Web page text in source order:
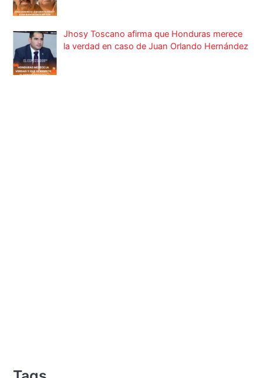
Jhosy Toscano afirma que Honduras merece
la verdad en caso de Juan Orlando Hernández